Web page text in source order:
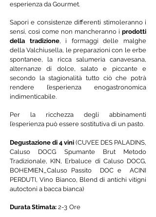
esperienza da Gourmet.
Sapori e consistenze differenti stimoleranno i
sensi, così come non mancheranno i prodotti
della tradizione, i formaggi delle malghe
della Valchiusella, le preparazioni con le erbe
spontanee, la ricca salumeria canavesana,
alternanze di dolce, salato e piccante e
secondo la stagionalità tutto ciò che potrà
rendere l’esperienza enogastronomica
indimenticabile.
Per la ricchezza degli abbinamenti
l’esperienza può essere sostitutiva di un pasto.
Degustazione di 4 vini (CUVEE DES PALADINS,
Caluso DOCG Spumante Brut Metodo
Tradizionale, KIN, Erbaluce di Caluso DOCG,
BOHEMIEN_Caluso Passito DOC e ACINI
PERDUTI, Vino Bianco, Blend di antichi vitigni
autoctoni a bacca bianca)
Durata Stimata:2-3 Ore